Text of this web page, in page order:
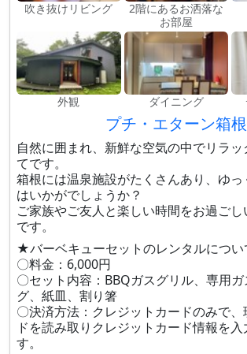
吹き抜けリビング
2階にあるお洒落な
お部屋
外観 ダイニング
プチ・エターン箱根
自然に囲まれ、新鮮な空気の中でリラ
てです。
箱根には温泉施設がたくさんあり、ゆっ
はいかがでしょうか？
ご家族やご友人と楽しい時間をお過ご
です。
★バーベキューセットのレンタルにつ
〇料金：6,000円
〇セット内容：BBQガスグリル、専用
グ、紙皿、割り箸
〇決済方法：クレジットカードのみで、
ドを読み取りクレジットカード情報を
す。